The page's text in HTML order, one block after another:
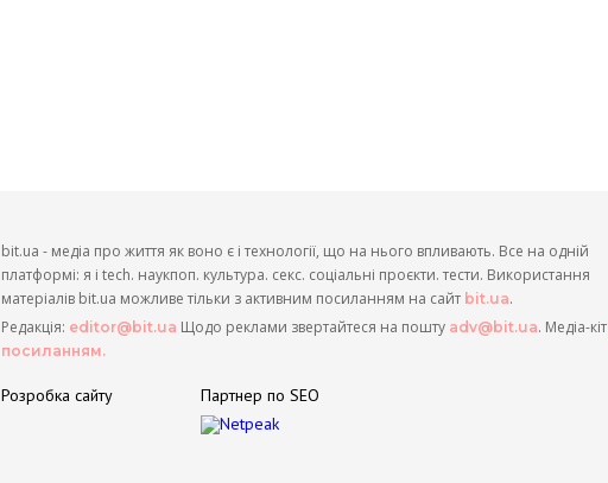
bit.ua - медіа про життя як воно є і технології, що на нього впливають. Все на одній
платформі: я і tech. наукпоп. культура. секс. соціальні проєкти. тести. Використання
матеріалів bit.ua можливе тільки з активним посиланням на сайт bit.ua.
Редакція: editor@bit.ua Щодо реклами звертайтеся на пошту adv@bit.ua. Медіа-кіт
посиланням.
Розробка сайту Партнер по SEO